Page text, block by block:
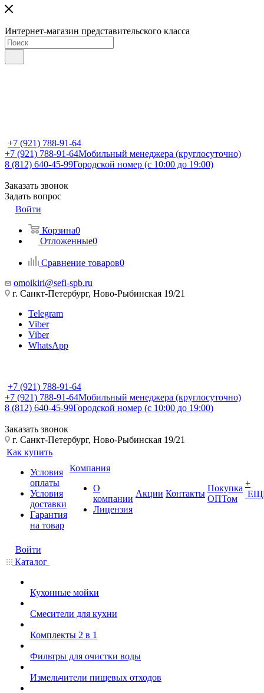
Интернет-магазин представительского класса
+7 (921) 788-91-64
+7 (921) 788-91-64Мобильный менеджера (круглосуточно)
8 (812) 640-45-99Городской номер (с 10:00 до 19:00)
Заказать звонок
Задать вопрос
Войти
Корзина0
Отложенные0
Сравнение товаров0
omoikiri@sefi-spb.ru
г. Санкт-Петербург, Ново-Рыбинская 19/21
Telegram
Viber
Viber
WhatsApp
+7 (921) 788-91-64
+7 (921) 788-91-64Мобильный менеджера (круглосуточно)
8 (812) 640-45-99Городской номер (с 10:00 до 19:00)
Заказать звонок
г. Санкт-Петербург, Ново-Рыбинская 19/21
Как купить
Условия
оплаты
Условия
доставки
Гарантия
на товар
Компания
О
компании
Лицензия
Акции Контакты
Покупка
ОПТом
+
Войти
Каталог
Кухонные мойки
Смесители для кухни
Комплекты 2 в 1
Фильтры для очистки воды
Измельчители пищевых отходов